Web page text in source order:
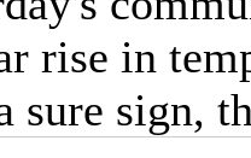
rise in
sure sign,